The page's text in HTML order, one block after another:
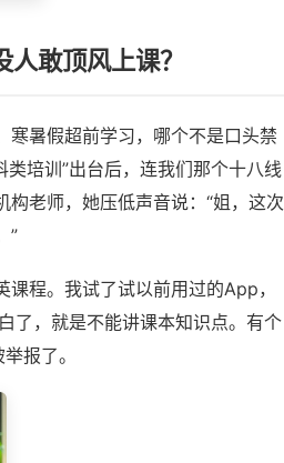
敢顶风上课？
寒暑假超前学习，哪个不是口头禁
培训”出台后，连我们那个十八线
老师，她压低声音说：“姐，这次
”
程。我试了试以前用过的App，
了，就是不能讲课本知识点。有个
报了。